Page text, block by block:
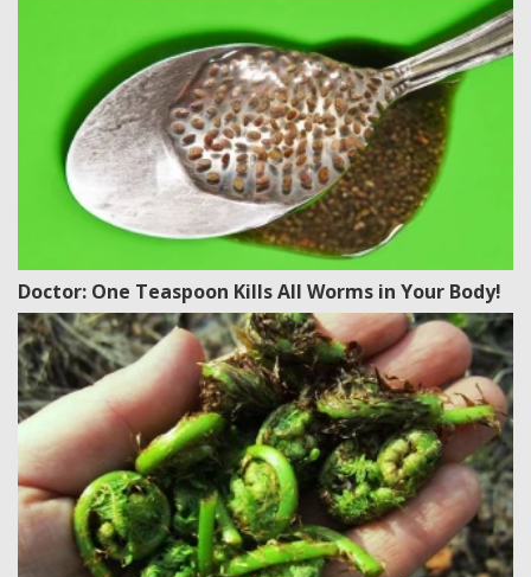
Doctor: One Teaspoon Kills All Worms in Your Body!